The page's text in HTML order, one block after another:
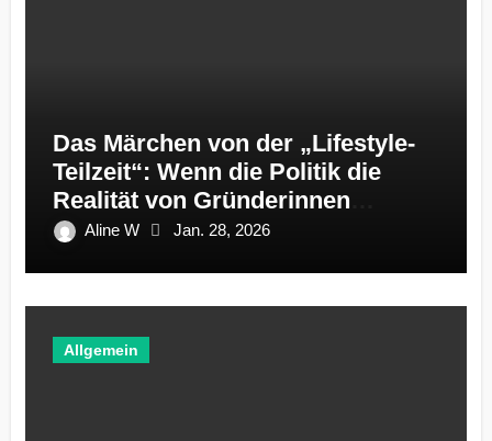
Das Märchen von der „Lifestyle-
Teilzeit“: Wenn die Politik die
Realität von Gründerinnen
ignoriert
Aline W Jan. 28, 2026
Allgemein